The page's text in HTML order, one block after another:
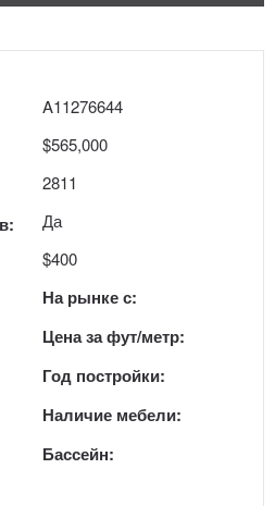
A11276644
$565,000
2811
Да
$400
На рынке с:
Цена за фут/метр:
Год постройки:
Наличие мебели:
Бассейн: